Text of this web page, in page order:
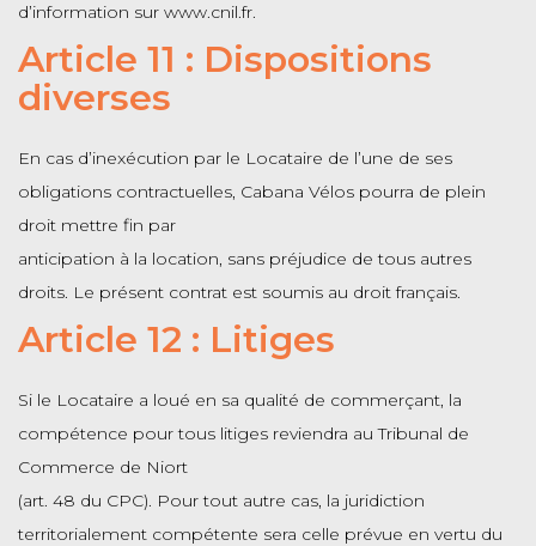
d’information sur www.cnil.fr.
Article 11 : Dispositions
diverses
En cas d’inexécution par le Locataire de l’une de ses
obligations contractuelles, Cabana Vélos pourra de plein
droit mettre fin par
anticipation à la location, sans préjudice de tous autres
droits. Le présent contrat est soumis au droit français.
Article 12 : Litiges
Si le Locataire a loué en sa qualité de commerçant, la
compétence pour tous litiges reviendra au Tribunal de
Commerce de Niort
(art. 48 du CPC). Pour tout autre cas, la juridiction
territorialement compétente sera celle prévue en vertu du